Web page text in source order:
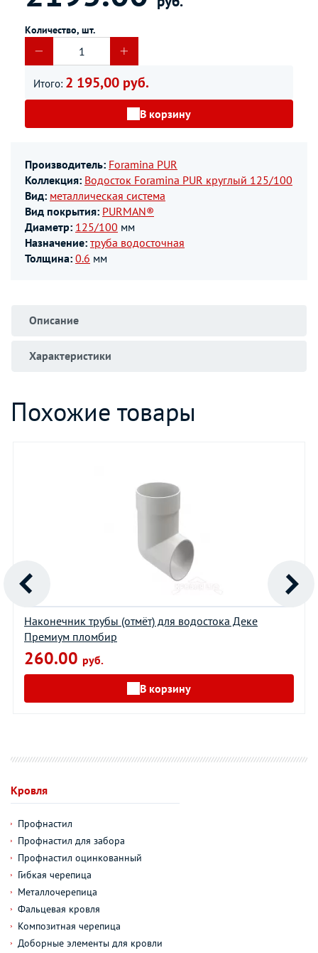
Количество, шт.
Итого: 2 195,00 руб.
В корзину
Производитель: Foramina PUR
Коллекция: Водосток Foramina PUR круглый 125/100
Вид: металлическая система
Вид покрытия: PURMAN®
Диаметр: 125/100 мм
Назначение: труба водосточная
Толщина: 0.6 мм
Описание
Характеристики
Похожие товары
Наконечник трубы (отмёт) для водостока Деке
Премиум пломбир
260.00 руб.
В корзину
Кровля
Профнастил
Профнастил для забора
Профнастил оцинкованный
Гибкая черепица
Металлочерепица
Фальцевая кровля
Композитная черепица
Доборные элементы для кровли